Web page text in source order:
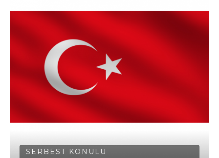
SERBEST KONULU